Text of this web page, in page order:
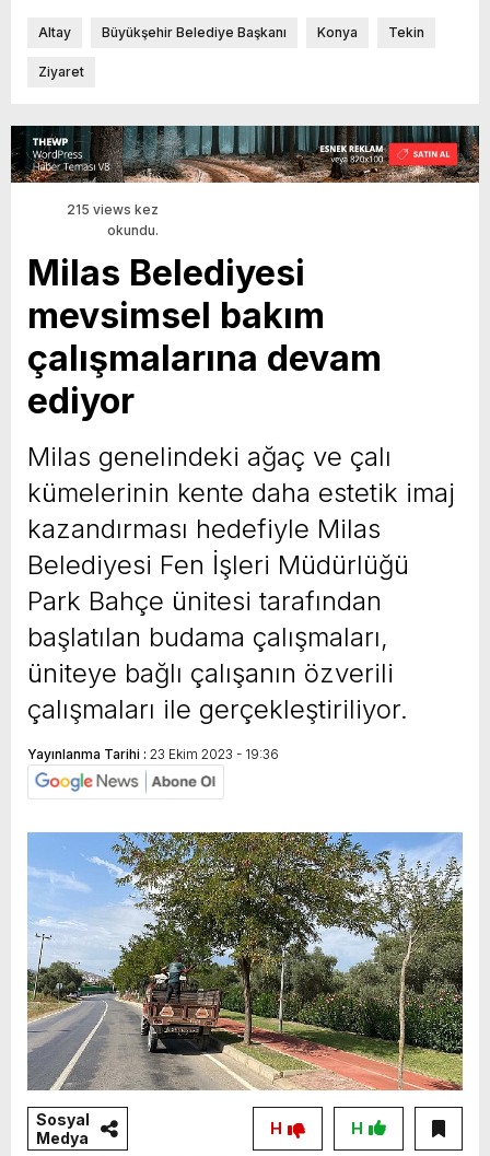
Altay Büyükşehir Belediye Başkanı Konya Tekin
Ziyaret
215 views kez
okundu.
Milas Belediyesi
mevsimsel bakım
çalışmalarına devam
ediyor
Milas genelindeki ağaç ve çalı
kümelerinin kente daha estetik imaj
kazandırması hedefiyle Milas
Belediyesi Fen İşleri Müdürlüğü
Park Bahçe ünitesi tarafından
başlatılan budama çalışmaları,
üniteye bağlı çalışanın özverili
çalışmaları ile gerçekleştiriliyor.
Yayınlanma Tarihi : 23 Ekim 2023 - 19:36
Sosyal
Medya
H
H